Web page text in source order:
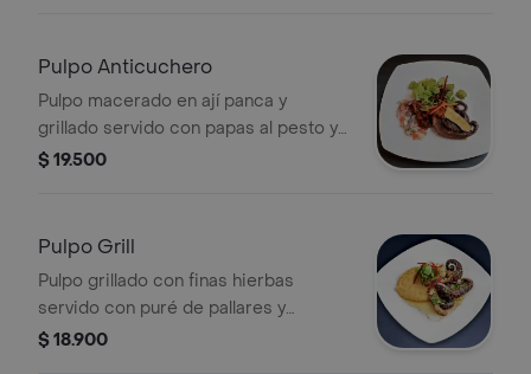
Pulpo Anticuchero
Pulpo macerado en ají panca y
grillado servido con papas al pesto y
chalaquita de aceitunas moradas.
$ 19.500
Pulpo Grill
Pulpo grillado con finas hierbas
servido con puré de pallares y
chimichurri casero
$ 18.900